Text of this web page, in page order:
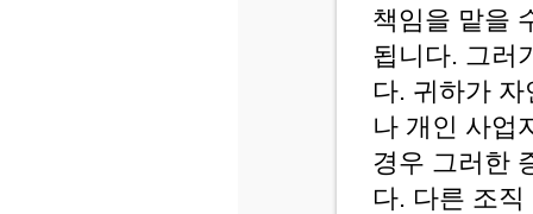
책임을 맡을
됩니다. 그러
다. 귀하가
나 개인 사업
경우 그러한
다. 다른 조